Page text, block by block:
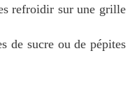
refroidir sur une grille
de sucre ou de pépites